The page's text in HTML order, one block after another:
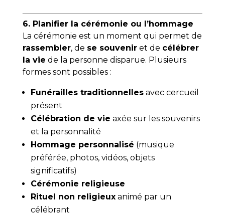
6. Planifier la cérémonie ou l’hommage
La cérémonie est un moment qui permet de
rassembler, de se souveniret de célébrer
la vie de la personne disparue. Plusieurs
formes sont possibles :
Funérailles traditionnellesavec cercueil
présent
Célébration de vie axée sur les souvenirs
et la personnalité
Hommage personnalisé (musique
préférée, photos, vidéos, objets
significatifs)
Cérémonie religieuse
Rituel non religieuxanimé par un
célébrant